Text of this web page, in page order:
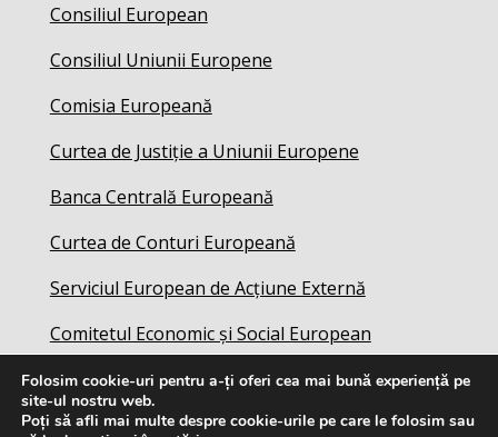
Consiliul European
Consiliul Uniunii Europene
Comisia Europeană
Curtea de Justiție a Uniunii Europene
Banca Centrală Europeană
Curtea de Conturi Europeană
Serviciul European de Acțiune Externă
Comitetul Economic și Social European
Folosim cookie-uri pentru a-ți oferi cea mai bună experiență pe
site-ul nostru web.
Poți să afli mai multe despre cookie-urile pe care le folosim sau